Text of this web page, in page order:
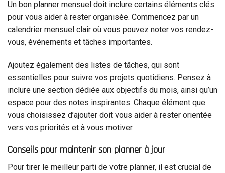
Un bon planner mensuel doit inclure certains éléments clés
pour vous aider à rester organisée. Commencez par un
calendrier mensuel clair où vous pouvez noter vos rendez-
vous, événements et tâches importantes.
Ajoutez également des listes de tâches, qui sont
essentielles pour suivre vos projets quotidiens. Pensez à
inclure une section dédiée aux objectifs du mois, ainsi qu’un
espace pour des notes inspirantes. Chaque élément que
vous choisissez d’ajouter doit vous aider à rester orientée
vers vos priorités et à vous motiver.
Conseils pour maintenir son planner à jour
Pour tirer le meilleur parti de votre planner, il est crucial de